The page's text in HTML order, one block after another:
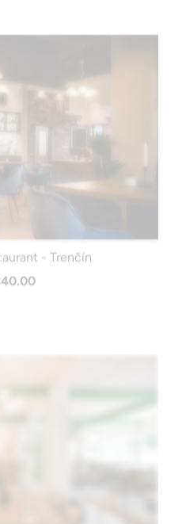
- Trenčín